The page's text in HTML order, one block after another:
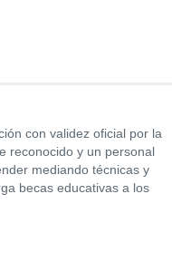
con validez oficial por la
reconocido y un personal
mediando técnicas y
becas educativas a los